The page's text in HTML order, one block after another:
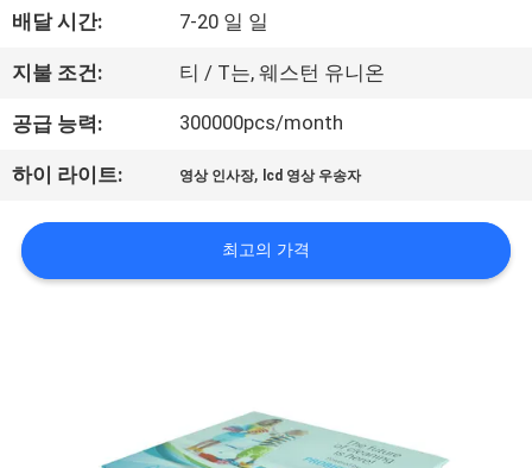
견
학
품
관
배달 시간: 7-20 일 일
지불 조건: 티 / T는, 웨스턴 유니온
공급 능력: 300000pcs/month
하이 라이트: 영상 인사장, lcd 영상 우송자
최고의 가격